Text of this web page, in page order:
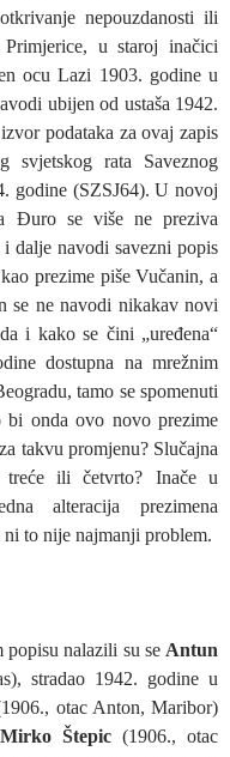
nepouzdanosti ili
u staroj inačici
ocu Lazi 1903. godine u
ubijen od ustaša 1942.
podataka za ovaj zapis
svjetskog rata Saveznog
godine (SZSJ64). U novoj
Đuro se više ne preziva
dalje navodi savezni popis
prezime piše Vučanin, a
se ne navodi nikakav novi
i kako se čini „uređena“
dostupna na mrežnim
tamo se spomenuti
onda ovo novo prezime
takvu promjenu? Slučajna
treće ili četvrto? Inače u
alteracija prezimena
to nije najmanji problem.
popisu nalazili su se Antun
stradao 1942. godine u
otac Anton, Maribor)
Mirko Štepic (1906., otac